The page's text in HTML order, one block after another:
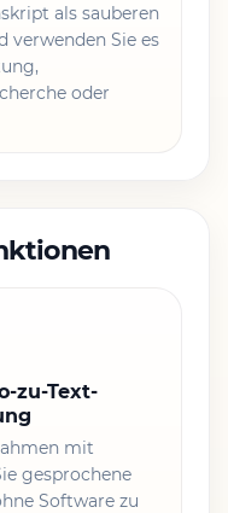
als sauberen
verwenden Sie es
oder
zu-Text-
mit
gesprochene
Software zu